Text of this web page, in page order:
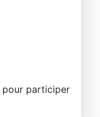
pour participer